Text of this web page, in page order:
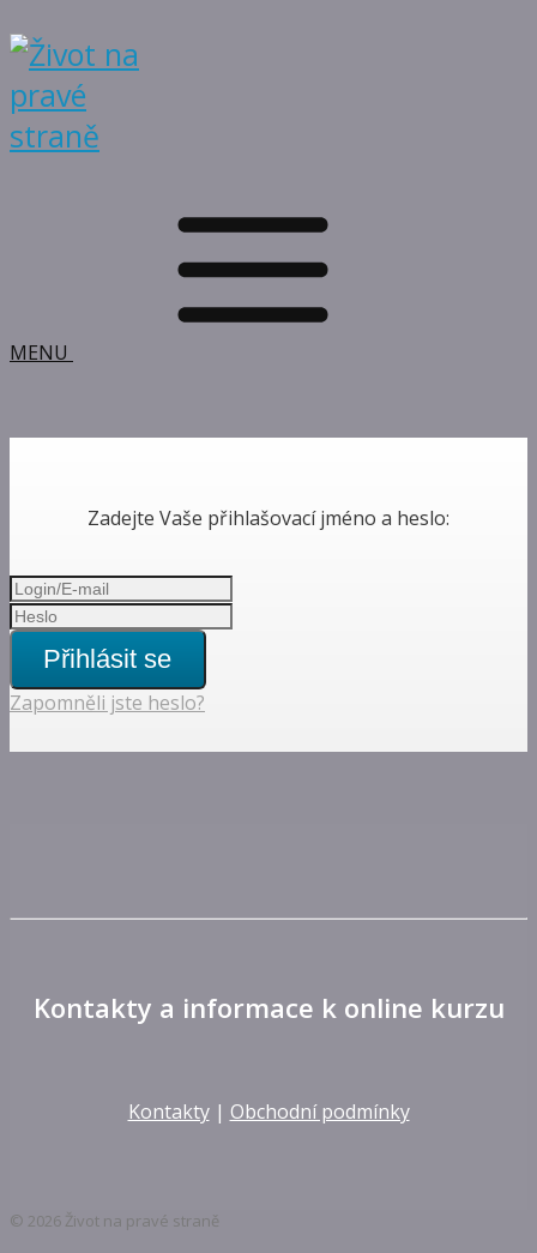
MENU
Zadejte Vaše přihlašovací jméno a heslo:
Přihlásit se
Zapomněli jste heslo?
Kontakty a informace k online kurzu
Kontakty| Obchodní podmínky
© 2026 Život na pravé straně